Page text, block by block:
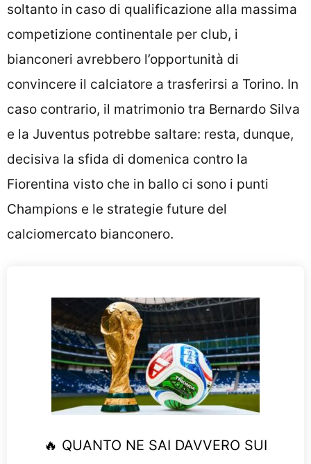
soltanto in caso di qualificazione alla massima
competizione continentale per club, i
bianconeri avrebbero l’opportunità di
convincere il calciatore a trasferirsi a Torino. In
caso contrario, il matrimonio tra Bernardo Silva
e la Juventus potrebbe saltare: resta, dunque,
decisiva la sfida di domenica contro la
Fiorentina visto che in ballo ci sono i punti
Champions e le strategie future del
calciomercato bianconero.
🔥 QUANTO NE SAI DAVVERO SUI